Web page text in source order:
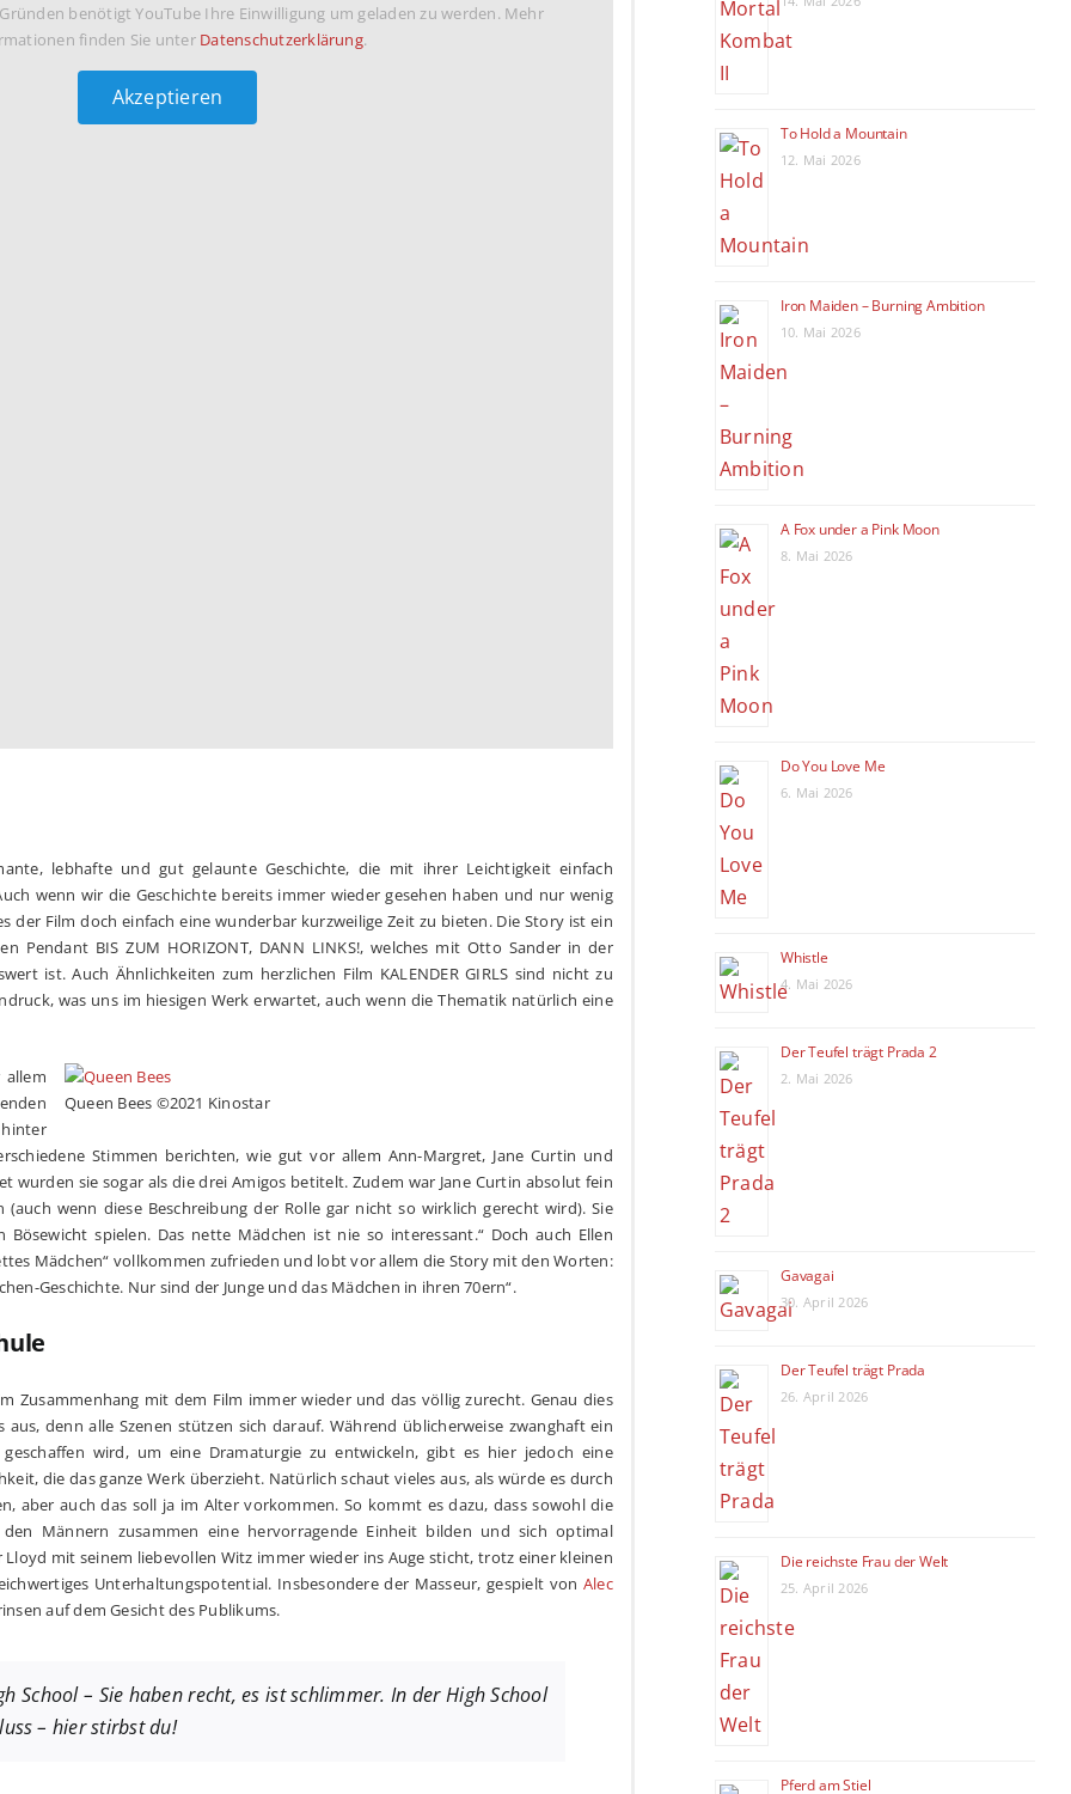
benötigt YouTube Ihre Einwilligung um geladen zu werden. Mehr
finden Sie unter Datenschutzerklärung.
Akzeptieren
lebhafte und gut gelaunte Geschichte, die mit ihrer Leichtigkeit einfach
wenn wir die Geschichte bereits immer wieder gesehen haben und nur wenig
der Film doch einfach eine wunderbar kurzweilige Zeit zu bieten. Die Story ist ein
Pendant BIS ZUM HORIZONT, DANN LINKS!, welches mit Otto Sander in der
ist. Auch Ähnlichkeiten zum herzlichen Film KALENDER GIRLS sind nicht zu
was uns im hiesigen Werk erwartet, auch wenn die Thematik natürlich eine
Queen Bees ©2021 Kinostar
allem
Stimmen berichten, wie gut vor allem Ann-Margret, Jane Curtin und
wurden sie sogar als die drei Amigos betitelt. Zudem war Jane Curtin absolut fein
wenn diese Beschreibung der Rolle gar nicht so wirklich gerecht wird). Sie
spielen. Das nette Mädchen ist nie so interessant.“ Doch auch Ellen
Mädchen“ vollkommen zufrieden und lobt vor allem die Story mit den Worten:
Geschichte. Nur sind der Junge und das Mädchen in ihren 70ern“.
Zusammenhang mit dem Film immer wieder und das völlig zurecht. Genau dies
aus, denn alle Szenen stützen sich darauf. Während üblicherweise zwanghaft ein
wird, um eine Dramaturgie zu entwickeln, gibt es hier jedoch eine
die das ganze Werk überzieht. Natürlich schaut vieles aus, als würde es durch
aber auch das soll ja im Alter vorkommen. So kommt es dazu, dass sowohl die
Männern zusammen eine hervorragende Einheit bilden und sich optimal
mit seinem liebevollen Witz immer wieder ins Auge sticht, trotz einer kleinen
Unterhaltungspotential. Insbesondere der Masseur, gespielt von Alec
auf dem Gesicht des Publikums.
School – Sie haben recht, es ist schlimmer. In der High School
– hier stirbst du!
To Hold a Mountain
12. Mai 2026
Iron Maiden – Burning Ambition
10. Mai 2026
A Fox under a Pink Moon
8. Mai 2026
Do You Love Me
6. Mai 2026
Whistle
4. Mai 2026
Der Teufel trägt Prada 2
2. Mai 2026
Gavagai
30. April 2026
Der Teufel trägt Prada
26. April 2026
Die reichste Frau der Welt
25. April 2026
Pferd am Stiel